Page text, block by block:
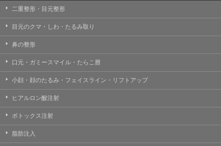
二重整形・目元整形
目元のクマ・しわ・たるみ取り
鼻の整形
口元・ガミースマイル・たらこ唇
小顔・顔のたるみ・フェイスライン・リフトアップ
ヒアルロン酸注射
ボトックス注射
脂肪注入